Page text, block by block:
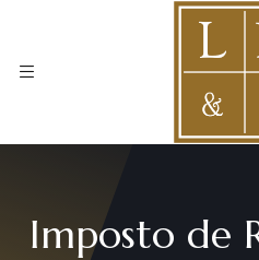
Imposto de